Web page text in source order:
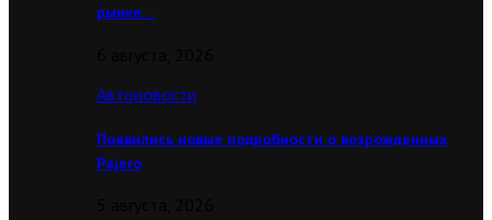
рынке…
Автоновости
Появились новые подробности о возрожденных
Pajero